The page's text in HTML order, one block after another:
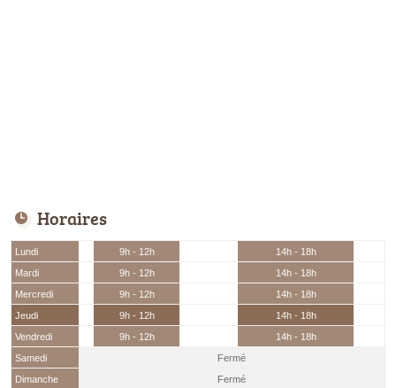
Horaires
Lundi 9h - 12h
14h - 18h
Mardi
9h - 12h
14h - 18h
Mercredi
9h - 12h
14h - 18h
Jeudi
9h - 12h
14h - 18h
Vendredi
9h - 12h
14h - 18h
Samedi
Fermé
Dimanche
Fermé